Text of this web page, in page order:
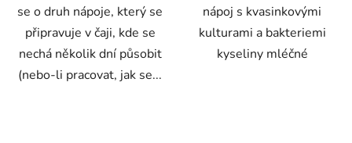
se o druh nápoje, který se
připravuje v čaji, kde se
nechá několik dní působit
(nebo-li pracovat, jak se...
nápoj s kvasinkovými
kulturami a bakteriemi
kyseliny mléčné